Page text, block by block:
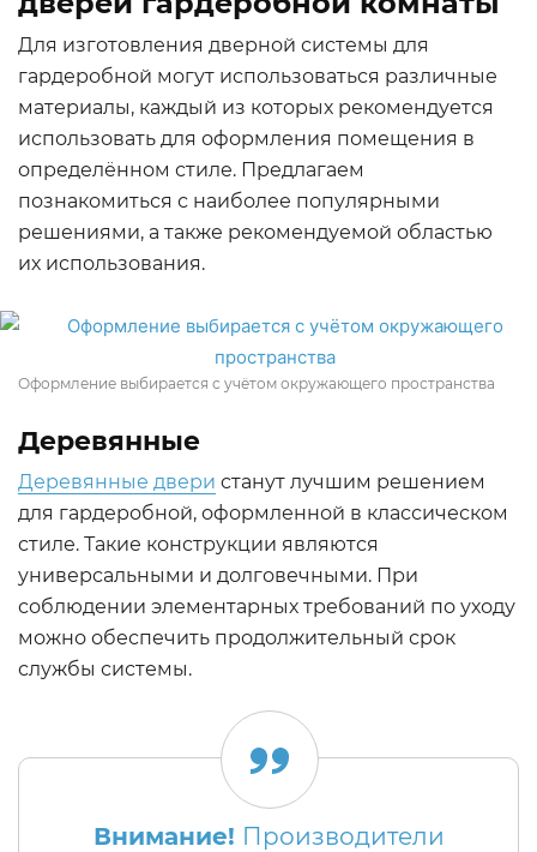
Для изготовления дверной системы для
гардеробной могут использоваться различные
материалы, каждый из которых рекомендуется
использовать для оформления помещения в
определённом стиле. Предлагаем
познакомиться с наиболее популярными
решениями, а также рекомендуемой областью
их использования.
Оформление выбирается с учётом окружающего пространства
Деревянные
Деревянные двери станут лучшим решением
для гардеробной, оформленной в классическом
стиле. Такие конструкции являются
универсальными и долговечными. При
соблюдении элементарных требований по уходу
можно обеспечить продолжительный срок
службы системы.
Внимание! Производители